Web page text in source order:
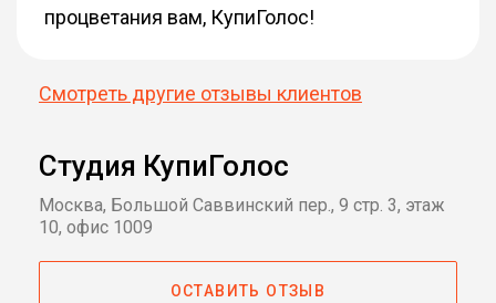
процветания вам, КупиГолос!
Смотреть другие отзывы клиентов
Студия КупиГолос
Москва, Большой Саввинский пер., 9 стр. 3, этаж
10, офис 1009
ОСТАВИТЬ ОТЗЫВ